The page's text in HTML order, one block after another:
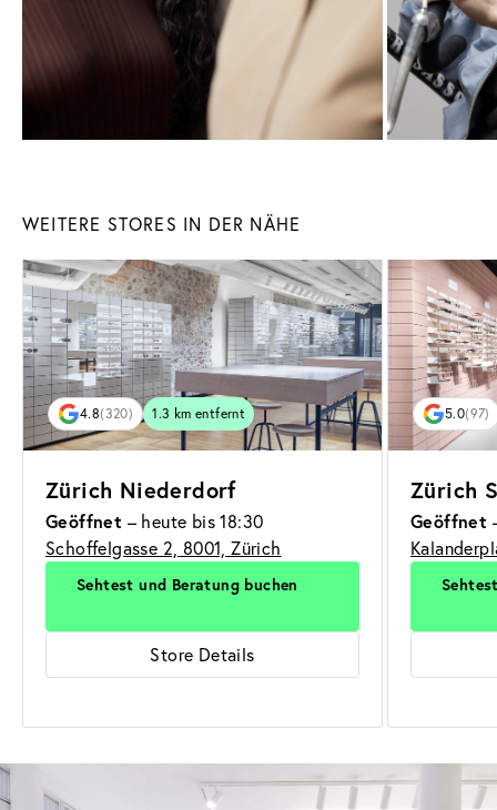
WEITERE STORES IN DER NÄHE
4.8(320) 1.3 km entfernt
Zürich Niederdorf
Geöffnet – heute bis 18:30
Schoffelgasse 2, 8001, Zürich
Sehtest und Beratung buchen
Store Details
5.0(97)
Zürich
Geöffnet